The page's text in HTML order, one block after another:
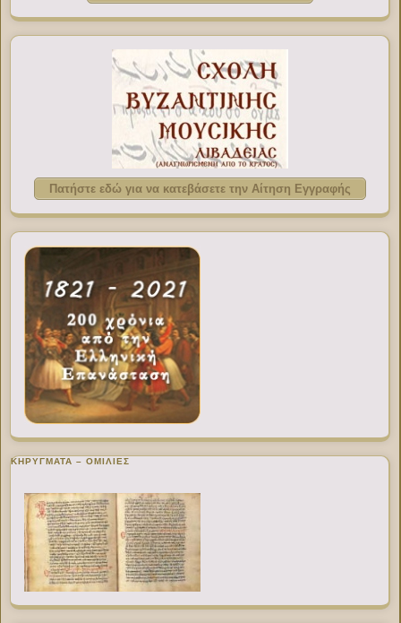
Πατήστε εδώ για να κατεβάσετε την Αίτηση Εγγραφής
ΚΗΡΥΓΜΑΤΑ – ΟΜΙΛΙΕΣ